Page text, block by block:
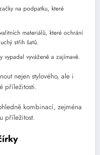
na podpatku, které
materiálů, které ochrání
střih šatů.
vypadal vyváženě a zajímavě.
nejen stylového, ale i
příležitosti.
kombinací, zejména
příležitost.